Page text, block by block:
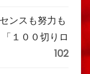
ンスも努力も
１００切りロ
102